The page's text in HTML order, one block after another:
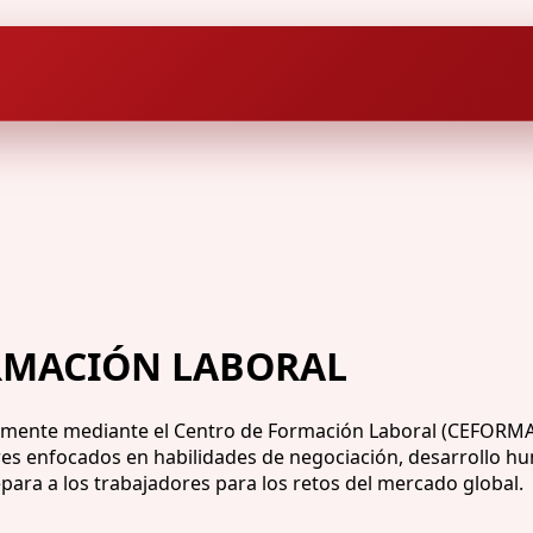
LABORAL
mediante el Centro de Formación Laboral
enfocados en habilidades de negociación, desarrollo
a los trabajadores para los retos del mercado global.